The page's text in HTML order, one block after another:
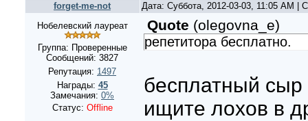
forget-me-not
Дата: Суббота, 2012-03-03, 11:05 AM |
Нобелевский лауреат
Группа: Проверенные
Сообщений: 3827
Репутация: 1497
Награды: 45
Замечания: 0%
Статус: Offline
Quote (olegovna_e)
репетитора бесплатно.
бесплатный
ищите лохов в